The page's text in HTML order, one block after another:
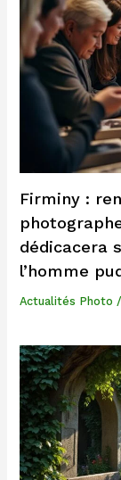
Firminy :
dédicacera
l’homme
Actualités Photo